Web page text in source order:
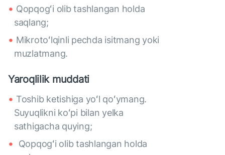
Qopqogʻi olib tashlangan holda
saqlang;
Mikrotoʻlqinli pechda isitmang yoki
muzlatmang.
Yaroqlilik muddati
Toshib ketishiga yoʻl qoʻymang.
Suyuqlikni koʻpi bilan yelka
sathigacha quying;
Qopqogʻi olib tashlangan holda